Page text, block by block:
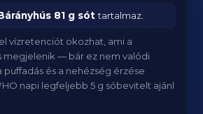
81 g sóttartalmaz.
vízretenciót okozhat, ami a
megjelenik — bár ez nem valódi
puffadás és a nehézség érzése
napi legfeljebb 5 g sóbevitelt ajánl